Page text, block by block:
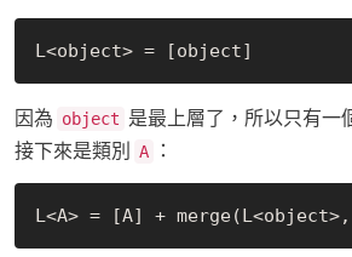
因為 object 是最上層了，所以只有一
接下來是類別
A ：